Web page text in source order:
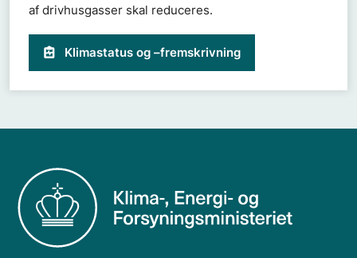
af drivhusgasser skal reduceres.
Klimastatus og –fremskrivning